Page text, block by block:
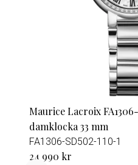
Maurice Lacroix
damklocka 33 mm
FA1306-SD502-110-1
24 990 kr